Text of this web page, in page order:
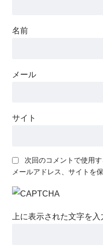
名前
メール
サイト
次回のコメントで使用
メールアドレス、サイトを保
上に表示された文字を入